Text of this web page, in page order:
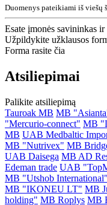
Duomenys pateikiami iš viešų
Esate įmonės savininkas
Užpildykite užklausos
Forma rasite čia
Atsiliepimai
Palikite atsiliepimą
Tauroak MB MB
"Mercurio-connect" MB
MB UAB Medbaltic
MB "Nutrivex" MB
UAB Daisega MB AD
Edeman trade UAB
MB "Utshob International"
MB "IKONEU LT" MB
holding" MB Roplys MB